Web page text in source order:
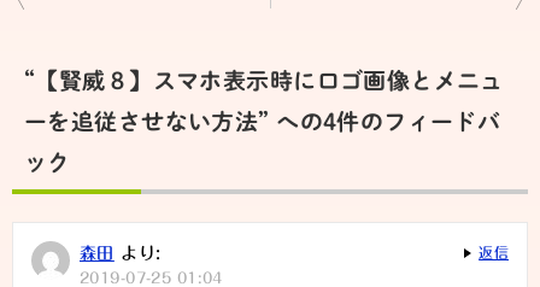
ナ
ー
ョ
“【賢威８】スマホ表示時にロゴ画像とメニュ
ーを追従させない方法” への4件のフィードバ
ック
森田 より:
2019-07-25 01:04
返信